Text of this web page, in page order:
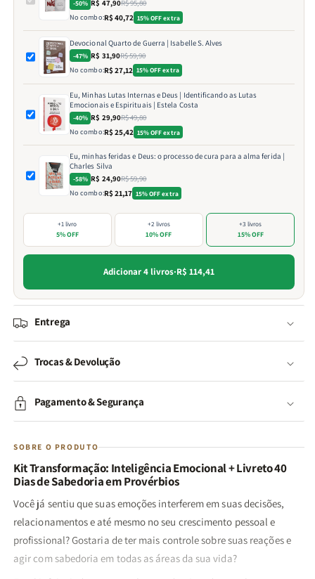
-50% R$ 47,90R$ 95,80
No combo:R$ 40,72 15% OFF extra
Devocional Quarto de Guerra | Isabelle S. Alves
-47% R$ 31,90R$ 59,90
No combo:R$ 27,12 15% OFF extra
Eu, Minhas Lutas Internas e Deus | Identificando as Lutas
Emocionais e Espirituais | Estela Costa
-40% R$ 29,90R$ 49,80
No combo:R$ 25,42 15% OFF extra
Eu, minhas feridas e Deus: o processo de cura para a alma ferida |
Charles Silva
-58% R$ 24,90R$ 59,90
No combo:R$ 21,17 15% OFF extra
+1 livro
5% OFF
+2 livros
10% OFF
+3 livros
15% OFF
Adicionar 4 livros·R$ 114,41
Entrega
Trocas & Devolução
Pagamento & Segurança
SOBRE O PRODUTO
Kit Transformação: Inteligência Emocional + Livreto 40
Dias de Sabedoria em Provérbios
Você já sentiu que suas emoções interferem em suas decisões,
relacionamentos e até mesmo no seu crescimento pessoal e
profissional? Gostaria de ter mais controle sobre suas reações e
agir com sabedoria em todas as áreas da sua vida?